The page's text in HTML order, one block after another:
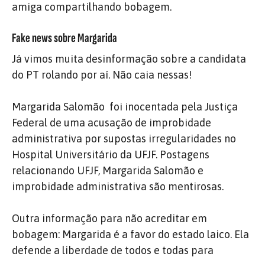
amiga compartilhando bobagem.
Fake news sobre Margarida
Já vimos muita desinformação sobre a candidata
do PT rolando por aí. Não caia nessas!
Margarida Salomão foi inocentada pela Justiça
Federal de uma acusação de improbidade
administrativa por supostas irregularidades no
Hospital Universitário da UFJF. Postagens
relacionando UFJF, Margarida Salomão e
improbidade administrativa são mentirosas.
Outra informação para não acreditar em
bobagem: Margarida é a favor do estado laico. Ela
defende a liberdade de todos e todas para